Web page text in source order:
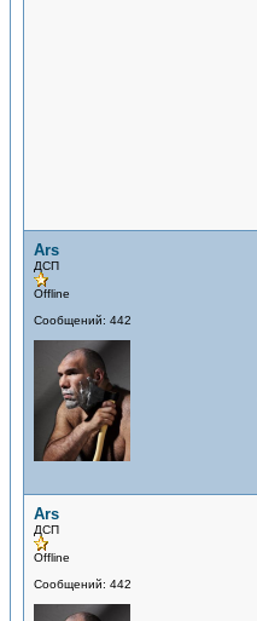
Ars
ДСП
Offline
Сообщений: 442
Ars
ДСП
Offline
Сообщений: 442